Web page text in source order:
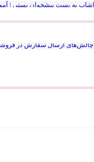
به پست پیشخوان پستی |
در هزینه ارسال پست | اتصال
چالش‌های ارسال سفارش در
هوش مصنوعی Vidu.Studio